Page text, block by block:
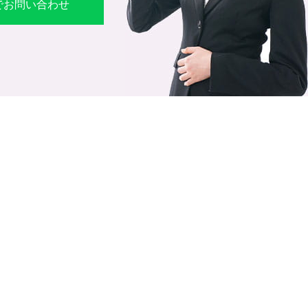
お問い合わせ